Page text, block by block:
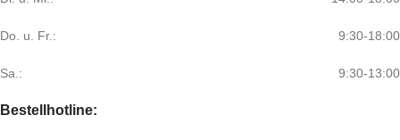
Do. u. Fr.: 9:30-18:00
Sa.: 9:30-13:00
Bestellhotline: